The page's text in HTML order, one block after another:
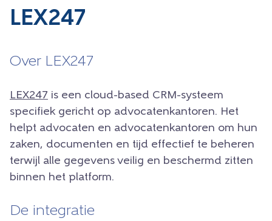
LEX247
Over LEX247
LEX247 is een cloud-based CRM-systeem
specifiek gericht op advocatenkantoren. Het
helpt advocaten en advocatenkantoren om hun
zaken, documenten en tijd effectief te beheren
terwijl alle gegevens veilig en beschermd zitten
binnen het platform.
De integratie